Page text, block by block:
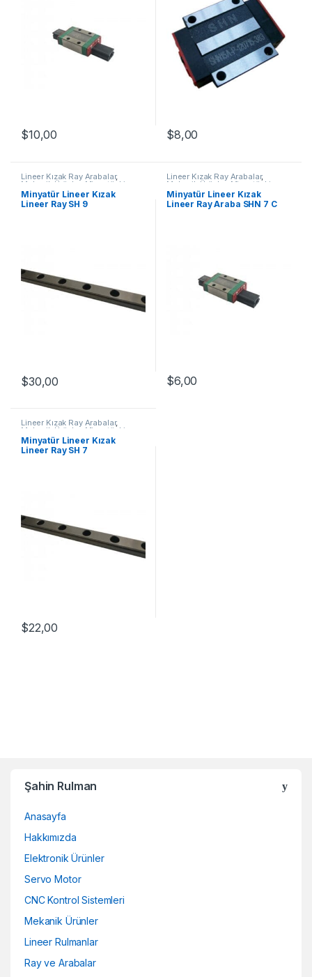
$10,00 $8,00
Lineer Kızak Ray Arabalar,
Mekanik Ürünler Minyatür Lineer
Kızak Lineer Ray SH Serisi
Minyatür Lineer Kızak
Lineer Ray SH 9
$30,00
Lineer Kızak Ray Arabalar,
Mekanik Ürünler Minyatür Lineer
Ray Araba SHN C Serisi
Minyatür Lineer Kızak
Lineer Ray Araba SHN 7 C
$6,00
Lineer Kızak Ray Arabalar,
Mekanik Ürünler Minyatür Lineer
Kızak Lineer Ray SH Serisi
Minyatür Lineer Kızak
Lineer Ray SH 7
$22,00
Şahin Rulman
Anasayfa
Hakkımızda
Elektronik Ürünler
Servo Motor
CNC Kontrol Sistemleri
Mekanik Ürünler
Lineer Rulmanlar
Ray ve Arabalar